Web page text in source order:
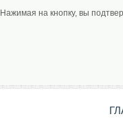
Нажимая на кнопку, вы